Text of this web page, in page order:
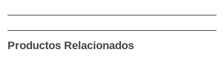
Productos Relacionados